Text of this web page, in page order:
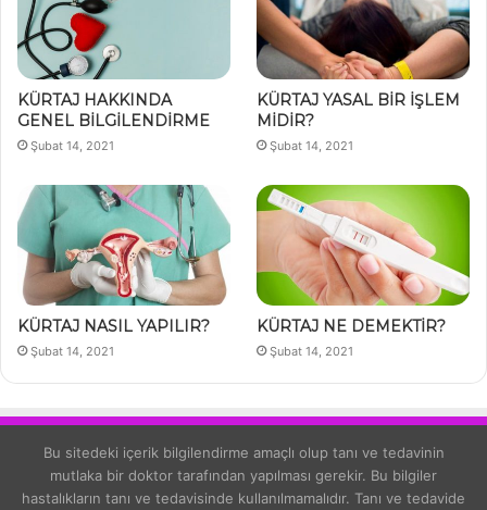
KÜRTAJ HAKKINDA
GENEL BİLGİLENDİRME
Şubat 14, 2021
KÜRTAJ YASAL BİR İŞLEM
MİDİR?
Şubat 14, 2021
KÜRTAJ NASIL YAPILIR?
Şubat 14, 2021
KÜRTAJ NE DEMEKTİR?
Şubat 14, 2021
Bu sitedeki içerik bilgilendirme amaçlı olup tanı ve tedavinin
mutlaka bir doktor tarafından yapılması gerekir. Bu bilgiler
hastalıkların tanı ve tedavisinde kullanılmamalıdır. Tanı ve tedavide